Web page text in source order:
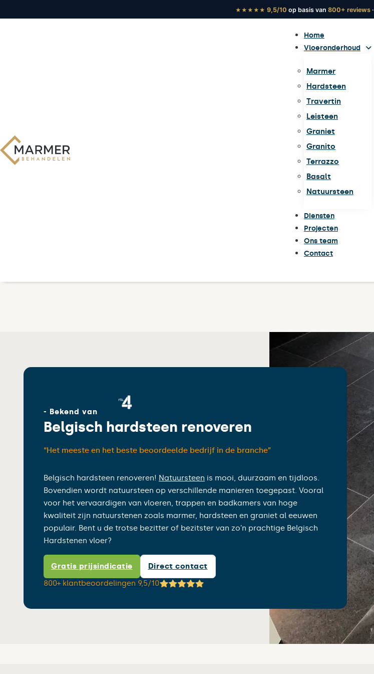
★★★★★ 9,5/10 op basis van 800+ reviews·
Home
Vloeronderhoud
Marmer
Hardsteen
Travertin
Leisteen
Graniet
Granito
Terrazzo
Basalt
Natuursteen
Diensten
Projecten
Ons team
Contact
- Bekend van
Belgisch hardsteen renoveren
“Het meeste en het beste beoordeelde bedrijf in de branche”
Belgisch hardsteen renoveren! Natuursteen is mooi, duurzaam en tijdloos.
Bovendien wordt natuursteen op verschillende manieren toegepast. Vooral
voor het vervaardigen van vloeren, trappen en badkamers van hoge
kwaliteit zijn natuurstenen zoals marmer, hardsteen en graniet al eeuwen
populair. Bent u de trotse bezitter of bezitster van zo’n prachtige Belgisch
Hardstenen vloer?
Gratis prijsindicatie
Direct contact
800+ klantbeoordelingen 9,5/10